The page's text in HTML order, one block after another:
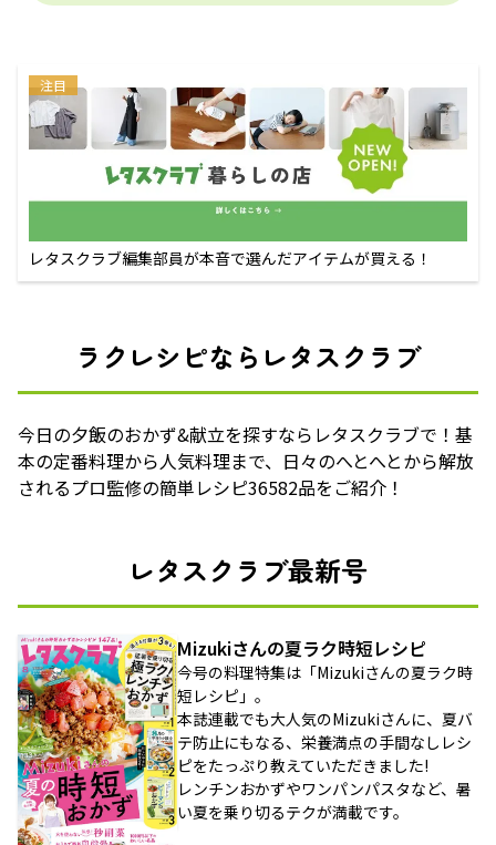
注目
レタスクラブ編集部員が本音で選んだアイテムが買える！
ラクレシピならレタスクラブ
今日の夕飯のおかず&献立を探すならレタスクラブで！基
本の定番料理から人気料理まで、日々のへとへとから解放
されるプロ監修の簡単レシピ36582品をご紹介！
レタスクラブ最新号
Mizukiさんの夏ラク時短レシピ
今号の料理特集は「Mizukiさんの夏ラク時
短レシピ」。
本誌連載でも大人気のMizukiさんに、夏バ
テ防止にもなる、栄養満点の手間なしレシ
ピをたっぷり教えていただきました!
レンチンおかずやワンパンパスタなど、暑
い夏を乗り切るテクが満載です。